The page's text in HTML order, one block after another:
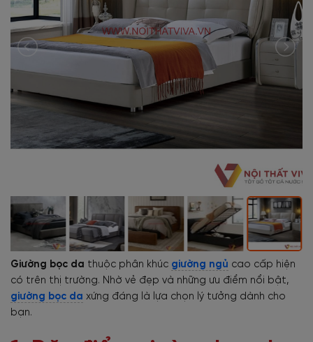
Giường bọc da thuộc phân khúc giường ngủ cao cấp hiện
có trên thị trường. Nhờ vẻ đẹp và những ưu điểm nổi bật,
giường bọc da xứng đáng là lựa chọn lý tưởng dành cho
bạn.